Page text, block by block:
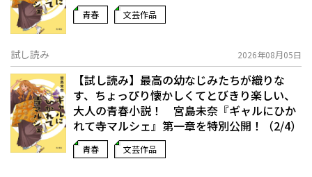
青春 文芸作品
試し読み 2026年08月05日
【試し読み】最高の幼なじみたちが織りな
す、ちょっぴり懐かしくてとびきり楽しい、
大人の青春小説！ 宮島未奈『ギャルにひか
れて寺マルシェ』第一章を特別公開！（2/4）
青春 文芸作品